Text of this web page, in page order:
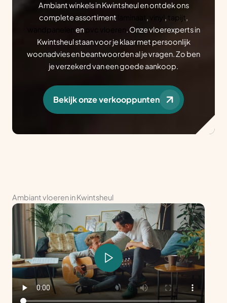
Ambiant winkels in Kwintsheul en ontdek ons
complete assortiment
, , tapijt,
en
. Onze vloerexperts in
Kwintsheul staan voor je klaar met persoonlijk
woonadvies en beantwoorden al je vragen. Zo ben
je verzekerd van een goede aankoop.
Bekijk onze verkooppunten
Ambiant vloeren in Kwintsheul